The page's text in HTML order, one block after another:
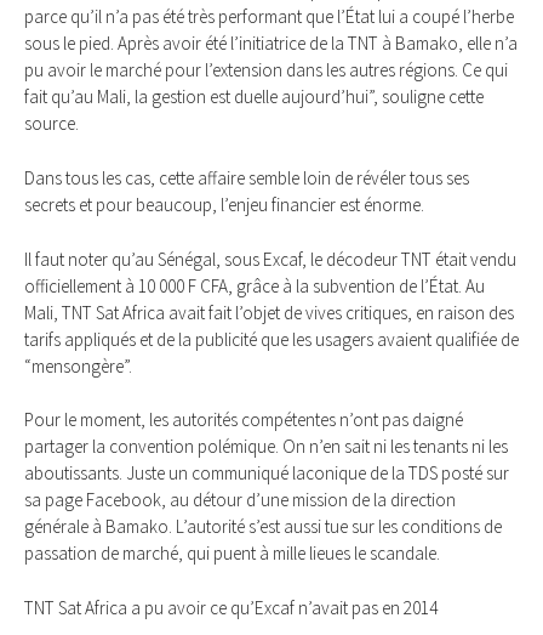
parce qu’il n’a pas été très performant que l’État lui a coupé l’herbe
sous le pied. Après avoir été l’initiatrice de la TNT à Bamako, elle n’a
pu avoir le marché pour l’extension dans les autres régions. Ce qui
fait qu’au Mali, la gestion est duelle aujourd’hui”, souligne cette
source.
Dans tous les cas, cette affaire semble loin de révéler tous ses
secrets et pour beaucoup, l’enjeu financier est énorme.
Il faut noter qu’au Sénégal, sous Excaf, le décodeur TNT était vendu
officiellement à 10 000 F CFA, grâce à la subvention de l’État. Au
Mali, TNT Sat Africa avait fait l’objet de vives critiques, en raison des
tarifs appliqués et de la publicité que les usagers avaient qualifiée de
“mensongère”.
Pour le moment, les autorités compétentes n’ont pas daigné
partager la convention polémique. On n’en sait ni les tenants ni les
aboutissants. Juste un communiqué laconique de la TDS posté sur
sa page Facebook, au détour d’une mission de la direction
générale à Bamako. L’autorité s’est aussi tue sur les conditions de
passation de marché, qui puent à mille lieues le scandale.
TNT Sat Africa a pu avoir ce qu’Excaf n’avait pas en 2014